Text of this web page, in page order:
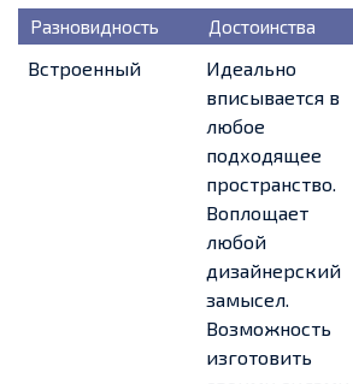
Разновидность Достоинства
Встроенный
Идеально
вписывается в
любое
подходящее
пространство.
Воплощает
любой
дизайнерский
замысел.
Возможность
изготовить